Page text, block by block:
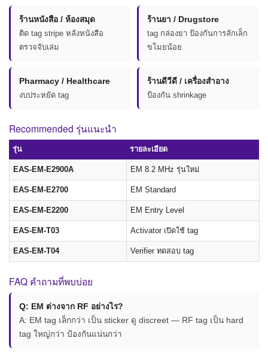
ร้านหนังสือ / ห้องสมุด
ติด tag stripe หลังหนังสือ
ตรวจจับเล่ม
ร้านยา / Drugstore
tag กล่องยา ป้องกันการลักเล็ก
ขโมยน้อย
Pharmacy / Healthcare
งบประหยัด tag
ร้านดีวีดี / เครื่องสำอาง
ป้องกัน shrinkage
Recommended รุ่นแนะนำ
รุ่น รายละเอียด
EAS-EM-E2900A EM 8.2 MHz รุ่นใหม่
EAS-EM-E2700 EM Standard
EAS-EM-E2200 EM Entry Level
EAS-EM-T03 Activator เปิดใช้ tag
EAS-EM-T04 Verifier ทดสอบ tag
FAQ คำถามที่พบบ่อย
Q: EM ต่างจาก RF อย่างไร?
A: EM tag เล็กกว่า เป็น sticker ดู discreet — RF tag เป็น hard
tag ใหญ่กว่า ป้องกันแน่นกว่า